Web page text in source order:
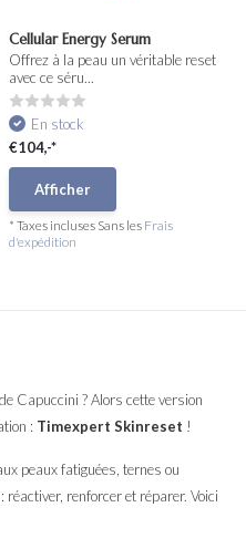
Cellular Energy Serum
Offrez à la peau un véritable reset
avec ce séru...
En stock
€104,-*
Afficher
* Taxes incluses Sans les Frais
d'expédition
Capuccini ? Alors cette version
: Timexpert Skinreset !
peaux fatiguées, ternes ou
renforcer et réparer. Voici